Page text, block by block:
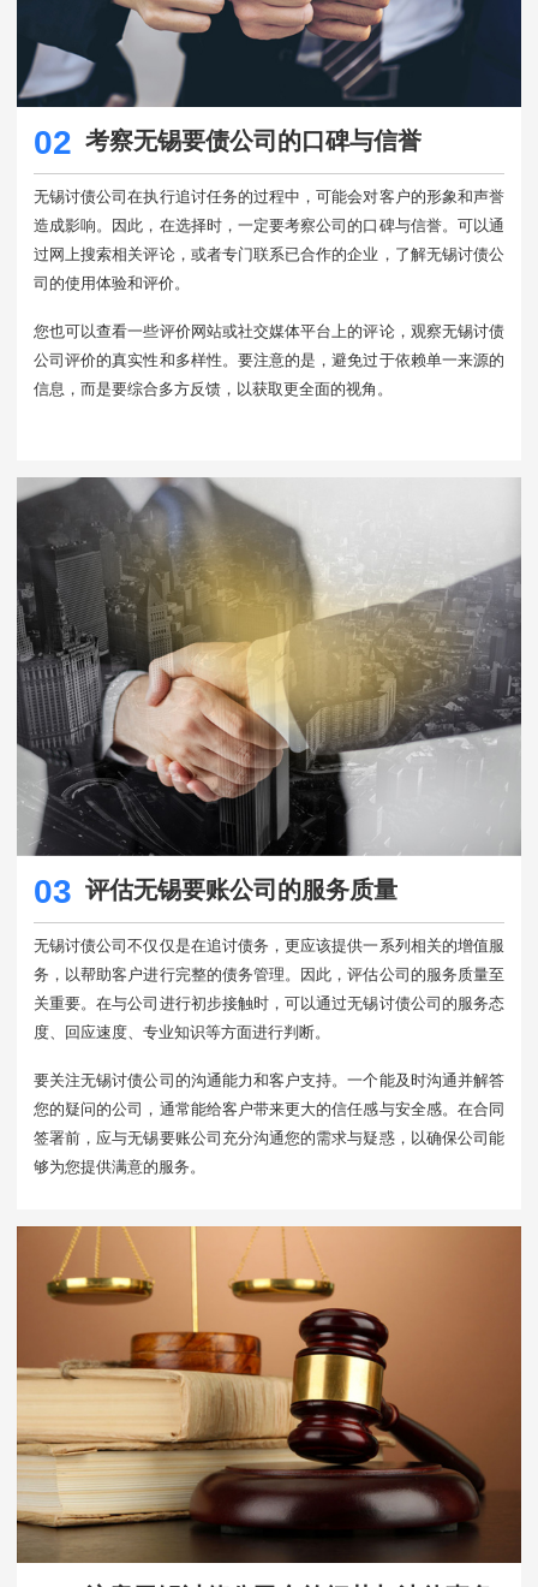
02 考察无锡要债公司的口碑与信誉
无锡讨债公司在执行追讨任务的过程中，可能会对客户的形象和声誉
造成影响。因此，在选择时，一定要考察公司的口碑与信誉。可以通
过网上搜索相关评论，或者专门联系已合作的企业，了解无锡讨债公
司的使用体验和评价。
您也可以查看一些评价网站或社交媒体平台上的评论，观察无锡讨债
公司评价的真实性和多样性。要注意的是，避免过于依赖单一来源的
信息，而是要综合多方反馈，以获取更全面的视角。
03 评估无锡要账公司的服务质量
无锡讨债公司不仅仅是在追讨债务，更应该提供一系列相关的增值服
务，以帮助客户进行完整的债务管理。因此，评估公司的服务质量至
关重要。在与公司进行初步接触时，可以通过无锡讨债公司的服务态
度、回应速度、专业知识等方面进行判断。
要关注无锡讨债公司的沟通能力和客户支持。一个能及时沟通并解答
您的疑问的公司，通常能给客户带来更大的信任感与安全感。在合同
签署前，应与无锡要账公司充分沟通您的需求与疑惑，以确保公司能
够为您提供满意的服务。